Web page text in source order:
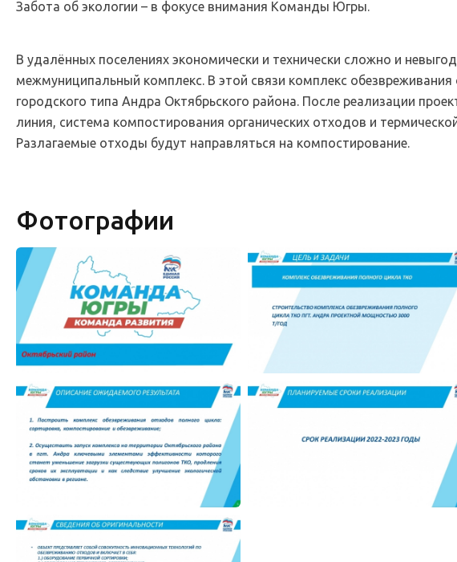
Забота об экологии – в фокусе внимания Команды Югры.
В удалённых поселениях экономически и технически сложно и
межмуниципальный комплекс. В этой связи комплекс
городского типа Андра Октябрьского района. После реализации
линия, система компостирования органических отходов и
Разлагаемые отходы будут направляться на компостирование.
Фотографии